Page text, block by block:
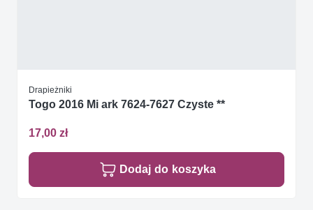
Drapieżniki
Togo 2016 Mi ark 7624-7627 Czyste **
17,00 zł
Dodaj do koszyka